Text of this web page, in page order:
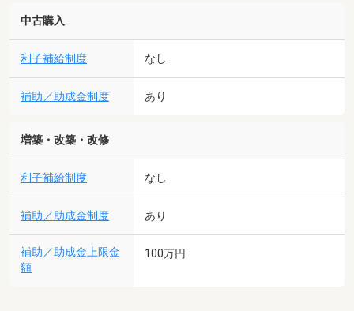
中古購入
利子補給制度 なし
補助／助成金制度 あり
増築・改築・改修
利子補給制度 なし
補助／助成金制度 あり
補助／助成金上限金
額
100万円